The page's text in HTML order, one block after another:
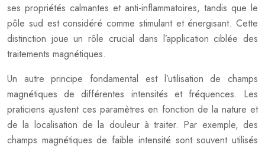
ses propriétés calmantes et anti-inflammatoires, tandis que le
pôle sud est considéré comme stimulant et énergisant. Cette
distinction joue un rôle crucial dans l’application ciblée des
traitements magnétiques.
Un autre principe fondamental est l’utilisation de champs
magnétiques de différentes intensités et fréquences. Les
praticiens ajustent ces paramètres en fonction de la nature et
de la localisation de la douleur à traiter. Par exemple, des
champs magnétiques de faible intensité sont souvent utilisés